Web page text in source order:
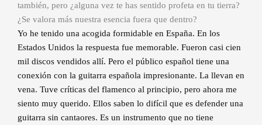
también, pero ¿alguna vez te has sentido profeta en tu tierra?
¿Se valora más nuestra esencia fuera que dentro?
Yo he tenido una acogida formidable en España. En los
Estados Unidos la respuesta fue memorable. Fueron casi cien
mil discos vendidos allí. Pero el público español tiene una
conexión con la guitarra española impresionante. La llevan en
vena. Tuve críticas del flamenco al principio, pero ahora me
siento muy querido. Ellos saben lo difícil que es defender una
guitarra sin cantaores. Es un instrumento que no tiene